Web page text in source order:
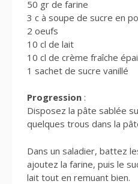
50 gr de farine
3 c à soupe de sucre en
2 oeufs
10 cl de lait
10 cl de crème fraîche
1 sachet de sucre vanillé
Progression :
Disposez la pâte sablée
quelques trous dans la
Dans un saladier, battez
ajoutez la farine, puis le
lait tout en remuant bien.